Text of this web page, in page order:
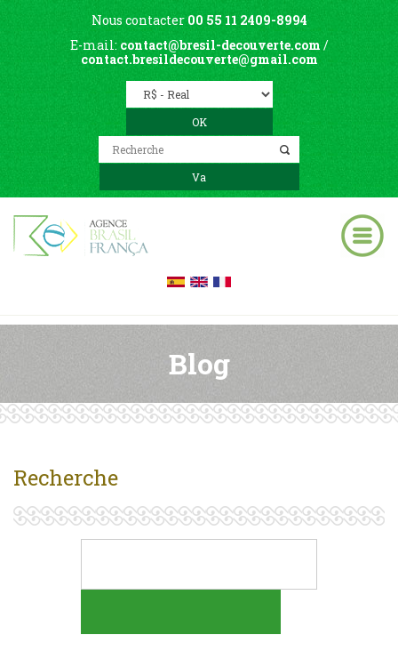
Nous contacter 00 55 11 2409-8994
E-mail: contact@bresil-decouverte.com /
contact.bresildecouverte@gmail.com
Blog
Recherche